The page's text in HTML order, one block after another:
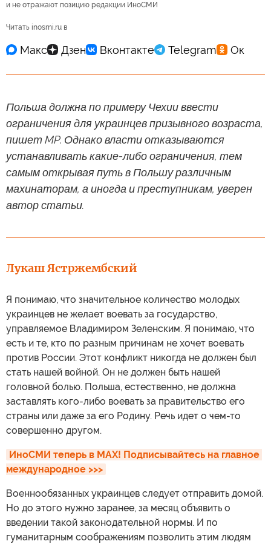
и не отражают позицию редакции ИноСМИ
Читать inosmi.ru в
Польша должна по примеру Чехии ввести
ограничения для украинцев призывного возраста,
пишет MP. Однако власти отказываются
устанавливать какие-либо ограничения, тем
самым открывая путь в Польшу различным
махинаторам, а иногда и преступникам, уверен
автор статьи.
Лукаш Ястржембский
Я понимаю, что значительное количество молодых
украинцев не желает воевать за государство,
управляемое Владимиром Зеленским. Я понимаю, что
есть и те, кто по разным причинам не хочет воевать
против России. Этот конфликт никогда не должен был
стать нашей войной. Он не должен быть нашей
головной болью. Польша, естественно, не должна
заставлять кого-либо воевать за правительство его
страны или даже за его Родину. Речь идет о чем-то
совершенно другом.
ИноСМИ теперь в MAX! Подписывайтесь на главное
международное >>>
Военнообязанных украинцев следует отправить домой.
Но до этого нужно заранее, за месяц объявить о
введении такой законодательной нормы. И по
гуманитарным соображениям позволить этим людям